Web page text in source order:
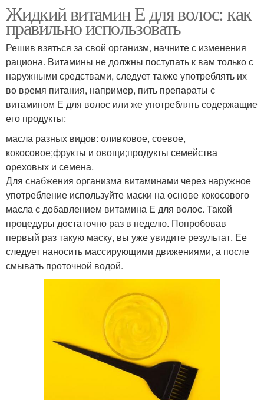
Жидкий витамин Е для волос: как
правильно использовать
Решив взяться за свой организм, начните с изменения
рациона. Витамины не должны поступать к вам только с
наружными средствами, следует также употреблять их
во время питания, например, пить препараты с
витамином Е для волос или же употреблять содержащие
его продукты:
масла разных видов: оливковое, соевое,
кокосовое;фрукты и овощи;продукты семейства
ореховых и семена.
Для снабжения организма витаминами через наружное
употребление используйте маски на основе кокосового
масла с добавлением витамина Е для волос. Такой
процедуры достаточно раз в неделю. Попробовав
первый раз такую маску, вы уже увидите результат. Ее
следует наносить массирующими движениями, а после
смывать проточной водой.